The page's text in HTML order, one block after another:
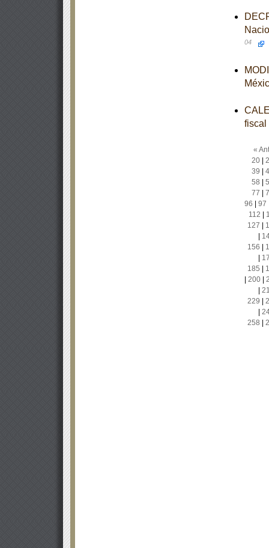
04
fiscal
«
20|
39
58
77
96
97
112
127
156
185
200|
229
258